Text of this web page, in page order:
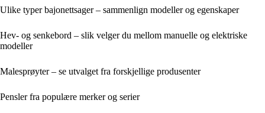
Ulike typer bajonettsager – sammenlign modeller og egenskaper
Hev- og senkebord – slik velger du mellom manuelle og elektriske
modeller
Malesprøyter – se utvalget fra forskjellige produsenter
Pensler fra populære merker og serier